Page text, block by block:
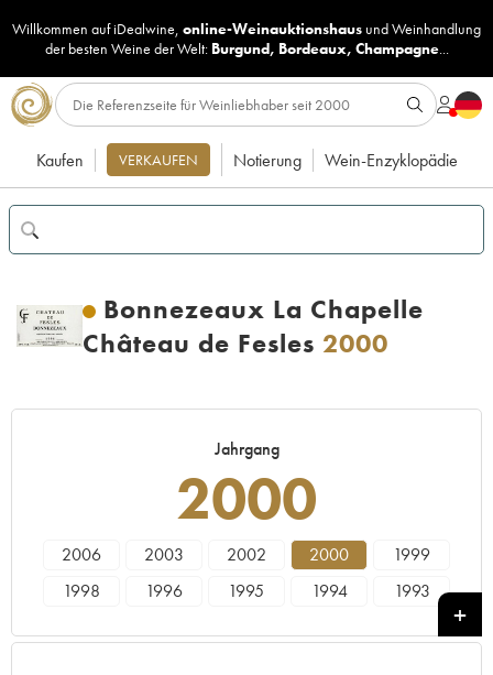
Willkommen auf iDealwine, online-Weinauktionshaus undWeinhandlung
der besten Weine der Welt: Burgund, Bordeaux, Champagne...
Kaufen VERKAUFEN Notierung Wein-Enzyklopädie
Bonnezeaux La Chapelle
Château de Fesles 2000
Jahrgang
2000
2006 2003 2002 2000
1999
1998
1996 1995 1994
1993